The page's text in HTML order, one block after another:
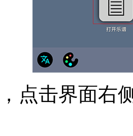
点击界面右